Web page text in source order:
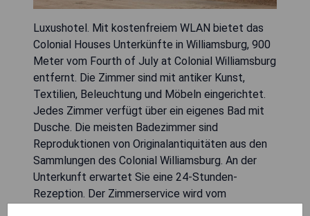
Luxushotel. Mit kostenfreiem WLAN bietet das
Colonial Houses Unterkünfte in Williamsburg, 900
Meter vom Fourth of July at Colonial Williamsburg
entfernt. Die Zimmer sind mit antiker Kunst,
Textilien, Beleuchtung und Möbeln eingerichtet.
Jedes Zimmer verfügt über ein eigenes Bad mit
Dusche. Die meisten Badezimmer sind
Reproduktionen von Originalantiquitäten aus den
Sammlungen des Colonial Williamsburg. An der
Unterkunft erwartet Sie eine 24-Stunden-
Rezeption. Der Zimmerservice wird vom